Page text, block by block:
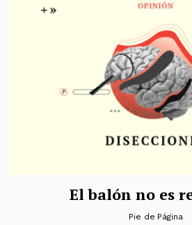
El balón no es
Pie de Página